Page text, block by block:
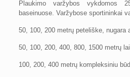
Plaukimo varžybos vykdomos
baseinuose. Varžybose sportininkai
50, 100, 200 metrų peteliške, nugara
50, 100, 200, 400, 800, 1500 metrų
100, 200, 400 metrų kompleksiniu